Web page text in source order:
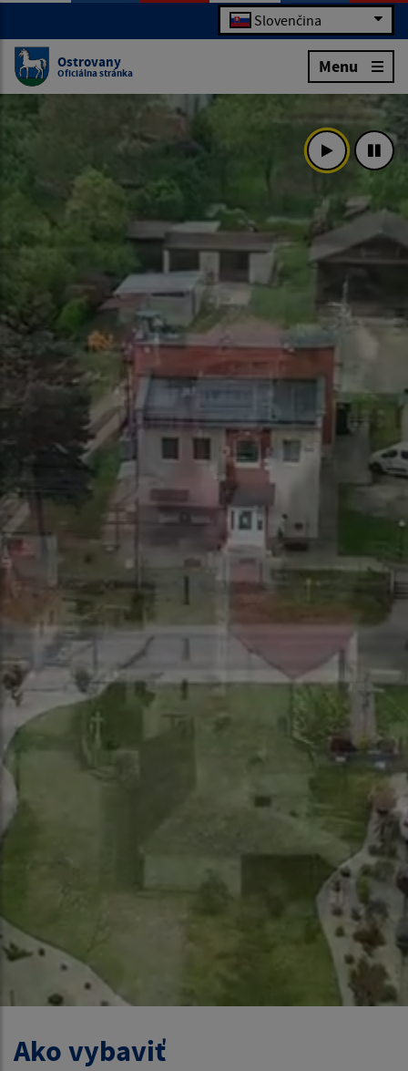
Slovenčina
Ostrovany
Oficiálna stránka Menu
Ako vybaviť